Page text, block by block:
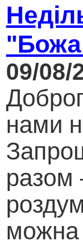
"Божа
09/08/
нами
разом
можна